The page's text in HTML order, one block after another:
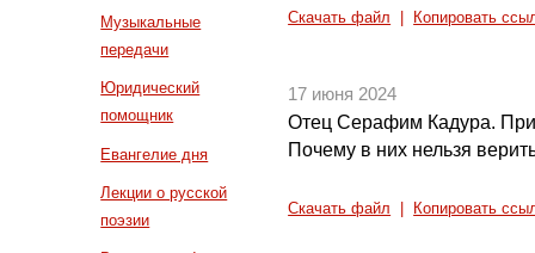
Музыкальные
передачи
Юридический
помощник
Евангелие дня
Лекции о русской
поэзии
Скачать файл Копировать
17 июня 2024
Отец Серафим Кадура.
Почему в них нельзя
Скачать файл Копировать